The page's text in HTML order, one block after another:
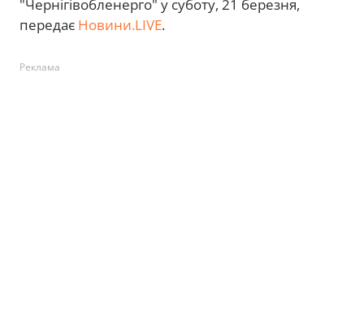
"Чернігівобленерго" у суботу, 21 березня,
передає Новини.LIVE.
Реклама